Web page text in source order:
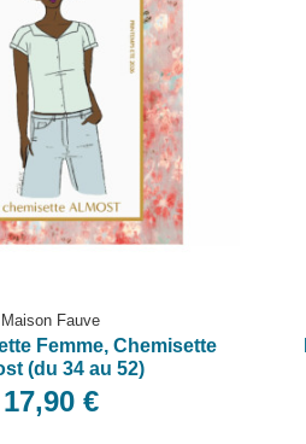
Maison Fauve
Femme, Chemisette
(du 34 au 52)
17,90 €